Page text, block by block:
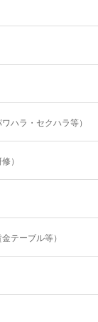
ハラ・セクハラ等）
）
テーブル等）